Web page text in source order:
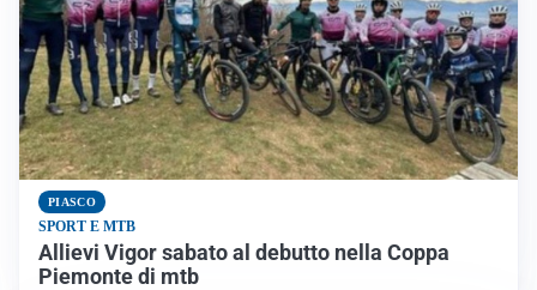
PIASCO
SPORT E MTB
Allievi Vigor sabato al debutto nella Coppa
Piemonte di mtb